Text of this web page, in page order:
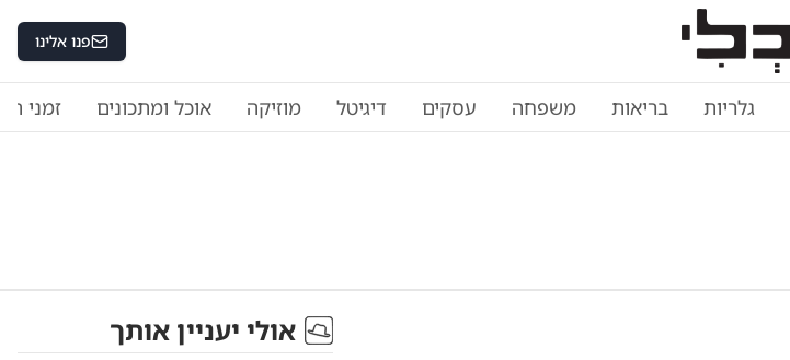
פנו אלינו
גלריות בריאות משפחה עסקים דיגיטל מוזיקה אוכל ומתכונים זמני
אולי יעניין אותך